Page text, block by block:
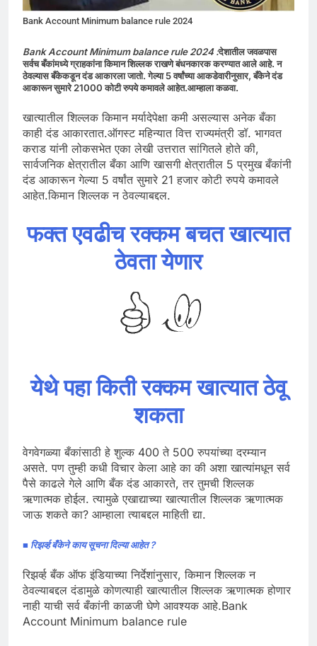
Bank Account Minimum balance rule 2024
Bank Account Minimum balance rule 2024 :देशातील जवळपास
सर्वच बँकांमध्ये ग्राहकांना किमान शिल्लक राखणे बंधनकारक करण्यात आले आहे. न
ठेवल्यास बँकेकडून दंड आकारला जातो. गेल्या 5 वर्षांच्या आकडेवारीनुसार, बँकेने दंड
आकारून सुमारे 21000 कोटी रुपये कमावले आहेत.आम्हाला कळवा.
खात्यातील शिल्लक किमान मर्यादेपेक्षा कमी असल्यास अनेक बँका
काही दंड आकारतात.ऑगस्ट महिन्यात वित्त राज्यमंत्री डॉ. भागवत
कराड यांनी लोकसभेत एका लेखी उत्तरात सांगितले होते की,
सार्वजनिक क्षेत्रातील बँका आणि खासगी क्षेत्रातील 5 प्रमुख बँकांनी
दंड आकारून गेल्या 5 वर्षांत सुमारे 21 हजार कोटी रुपये कमावले
आहेत.किमान शिल्लक न ठेवल्याबद्दल.
फक्त एवढीच रक्कम बचत खात्यात
ठेवता येणार
येथे पहा किती रक्कम खात्यात ठेवू
शकता
वेगवेगळ्या बँकांसाठी हे शुल्क 400 ते 500 रुपयांच्या दरम्यान
असते. पण तुम्ही कधी विचार केला आहे का की अशा खात्यांमधून सर्व
पैसे काढले गेले आणि बँक दंड आकारते, तर तुमची शिल्लक
ऋणात्मक होईल. त्यामुळे एखाद्याच्या खात्यातील शिल्लक ऋणात्मक
जाऊ शकते का? आम्हाला त्याबद्दल माहिती द्या.
■ रिझर्व्ह बँकेने काय सूचना दिल्या आहेत ?
रिझर्व्ह बँक ऑफ इंडियाच्या निर्देशांनुसार, किमान शिल्लक न
ठेवल्याबद्दल दंडामुळे कोणत्याही खात्यातील शिल्लक ऋणात्मक होणार
नाही याची सर्व बँकांनी काळजी घेणे आवश्यक आहे.Bank
Account Minimum balance rule